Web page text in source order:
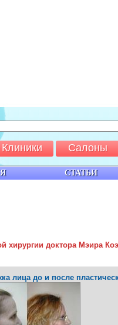
хирургии доктора Мэира
лица до и после
СТАТЬИ
Клиники Салоны